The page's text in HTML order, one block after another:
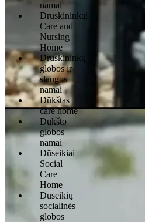
namai
Druskininkai
Care and
Nursing
Home
Druskininkų
globos ir
slaugos
namai
Dūkštas
care home
Dūkšto
globos
namai
Dūseikiai
Social
Care
Home
Dūseikių
socialinės
globos